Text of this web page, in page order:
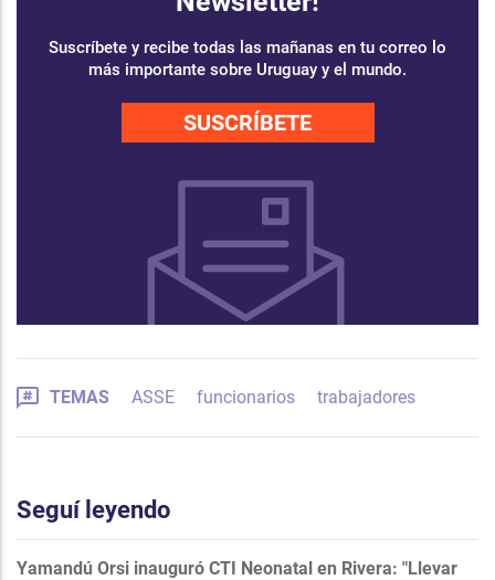
Suscríbete y recibe todas las mañanas en tu correo lo
más importante sobre Uruguay y el mundo.
SUSCRÍBETE
TEMAS ASSE funcionarios trabajadores
Seguí leyendo
Yamandú Orsi inauguró CTI Neonatal en Rivera: "Llevar